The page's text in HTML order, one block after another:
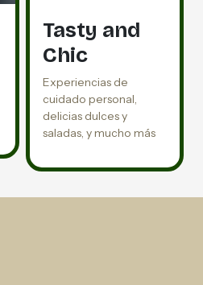
Tasty and
Chic
Experiencias de
cuidado personal,
delicias dulces y
saladas, y mucho más